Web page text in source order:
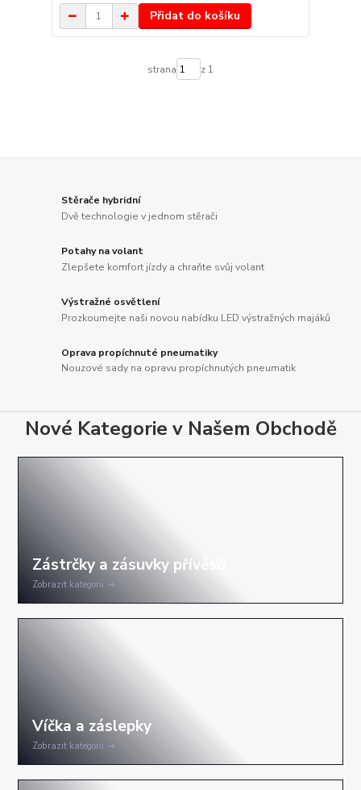
Přidat do košíku
strana z 1
Stěrače hybridní
Dvě technologie v jednom stěrači
Potahy na volant
Zlepšete komfort jízdy a chraňte svůj volant
Výstražné osvětlení
Prozkoumejte naši novou nabídku LED výstražných majáků
Oprava propíchnuté pneumatiky
Nouzové sady na opravu propíchnutých pneumatik
Nové Kategorie v Našem Obchodě
Zobrazit kategorii
Zobrazit kategorii